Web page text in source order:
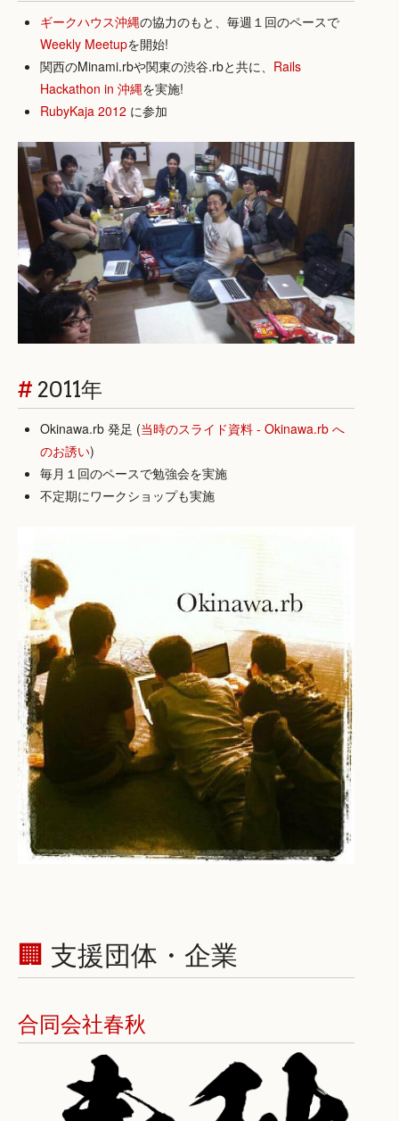
ギークハウス沖縄の協力のもと、毎週１回のペースで
Weekly Meetupを開始!
関西のMinami.rbや関東の渋谷.rbと共に、 Rails
Hackathon in 沖縄を実施!
RubyKaja 2012 に参加
# 2011年
Okinawa.rb 発足 (当時のスライド資料 - Okinawa.rb へ
のお誘い)
毎月１回のペースで勉強会を実施
不定期にワークショップも実施
🏢 支援団体・企業
合同会社春秋